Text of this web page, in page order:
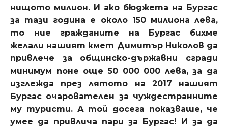
нищото милион. И ако бюджета на Бургас
за тази година е около 150 милиона лева,
то ние гражданите на Бургас бихме
желали нашият кмет Димитър Николов да
привлече за общинско-държавни сгради
минимум поне още 50 000 000 лева, за да
изглежда през лятото на 2017 нашият
Бургас очарователен за чуждестранните
му туристи. А той досега показваше, че
умее да привлича пари за Бургас! И за да